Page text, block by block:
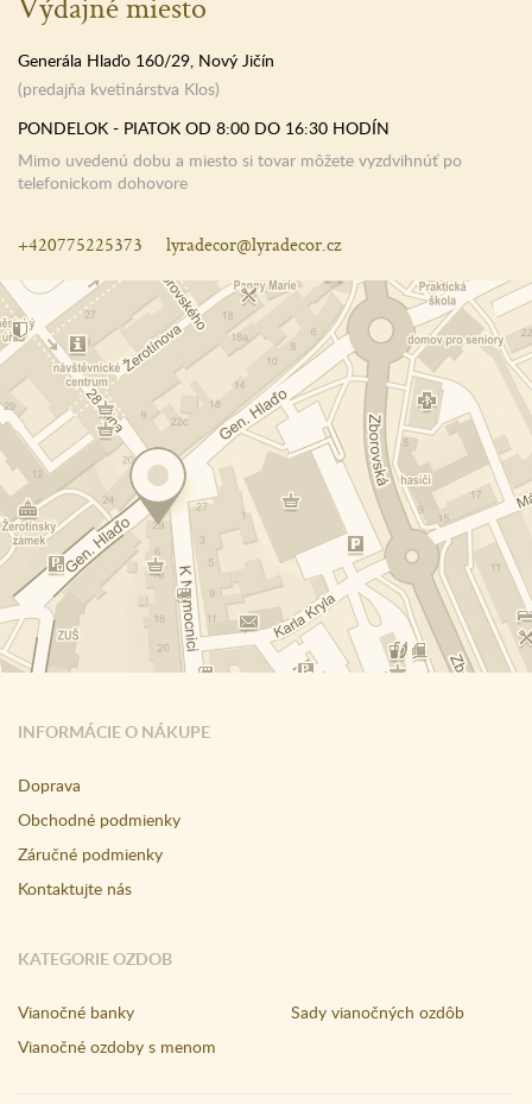
INFORMÁCIE O NÁKUPE
Doprava
Obchodné podmienky
Záručné podmienky
Kontaktujte nás
KATEGORIE OZDOB
Vianočné banky
Vianočné ozdoby s menom
Sady vianočných ozdôb
Generála Hlaďo 160/29, Nový Jičín
(predajňa kvetinárstva Klos)
PONDELOK - PIATOK OD 8:00 DO 16:30 HODÍN
Mimo uvedenú dobu a miesto si tovar môžete vyzdvihnúť po
telefonickom dohovore
+420775225373 lyradecor@lyradecor.cz